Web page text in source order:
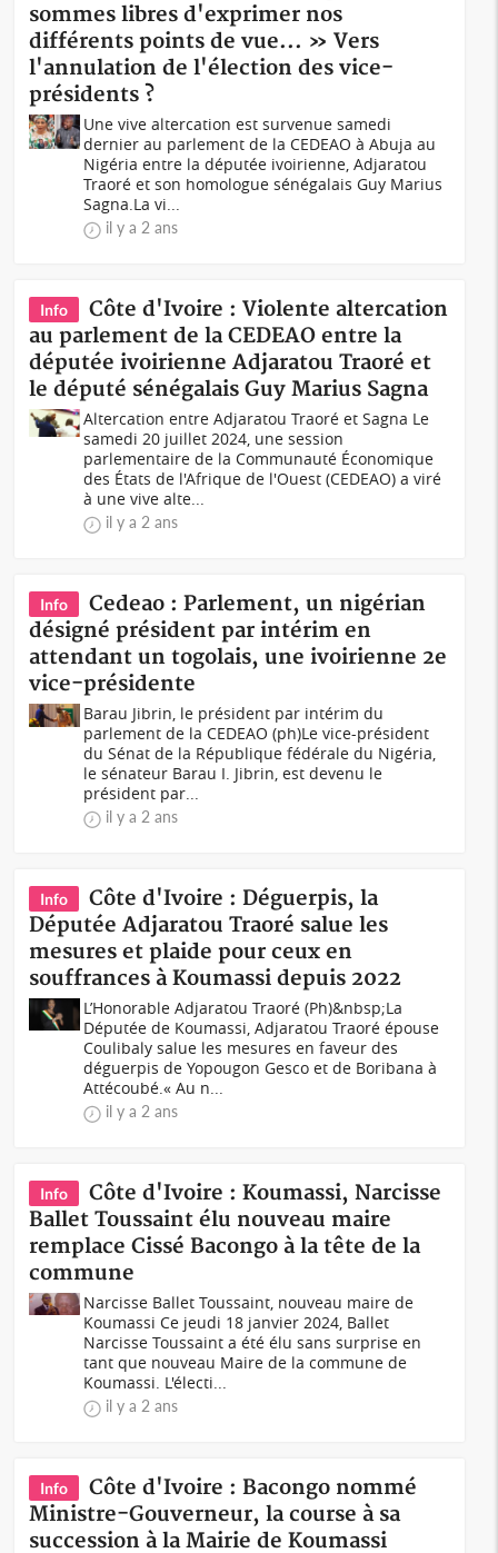
sommes libres d'exprimer nos
différents points de vue... » Vers
l'annulation de l'élection des vice-
présidents ?
Une vive altercation est survenue samedi
dernier au parlement de la CEDEAO à Abuja au
Nigéria entre la députée ivoirienne, Adjaratou
Traoré et son homologue sénégalais Guy Marius
Sagna.La vi...
il y a 2 ans
Info
Côte d'Ivoire : Violente altercation
au parlement de la CEDEAO entre la
députée ivoirienne Adjaratou Traoré et
le député sénégalais Guy Marius Sagna
Altercation entre Adjaratou Traoré et Sagna Le
samedi 20 juillet 2024, une session
parlementaire de la Communauté Économique
des États de l'Afrique de l'Ouest (CEDEAO) a viré
à une vive alte...
il y a 2 ans
Info
Cedeao : Parlement, un nigérian
désigné président par intérim en
attendant un togolais, une ivoirienne 2e
vice-présidente
Barau Jibrin, le président par intérim du
parlement de la CEDEAO (ph)Le vice-président
du Sénat de la République fédérale du Nigéria,
le sénateur Barau I. Jibrin, est devenu le
président par...
il y a 2 ans
Info
Côte d'Ivoire : Déguerpis, la
Députée Adjaratou Traoré salue les
mesures et plaide pour ceux en
souffrances à Koumassi depuis 2022
L’Honorable Adjaratou Traoré (Ph)&nbsp;La
Députée de Koumassi, Adjaratou Traoré épouse
Coulibaly salue les mesures en faveur des
déguerpis de Yopougon Gesco et de Boribana à
Attécoubé.« Au n...
il y a 2 ans
Info
Côte d'Ivoire : Koumassi, Narcisse
Ballet Toussaint élu nouveau maire
remplace Cissé Bacongo à la tête de la
commune
Narcisse Ballet Toussaint, nouveau maire de
Koumassi Ce jeudi 18 janvier 2024, Ballet
Narcisse Toussaint a été élu sans surprise en
tant que nouveau Maire de la commune de
Koumassi. L'électi...
il y a 2 ans
Info
Côte d'Ivoire : Bacongo nommé
Ministre-Gouverneur, la course à sa
succession à la Mairie de Koumassi